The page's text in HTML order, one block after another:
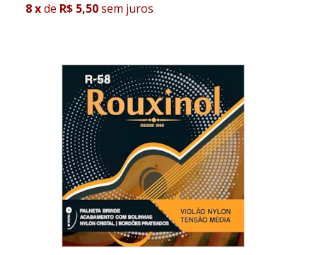
8xde R$ 5,50sem juros